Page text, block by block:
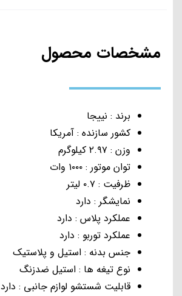
مشخصات محصول
برند : نییجا
کشور سازنده : آمریکا
وزن : ۲.۹۷ کیلوگرم
توان موتور : ۱۰۰۰ وات
ظرفیت : ۰.۷ لیتر
نمایشگر : دارد
عملکرد پلاس : دارد
عملکرد توربو : دارد
جنس بدنه : استیل و پلاستیک
نوع تیغه ها : استیل ضدزنگ
قابلیت شستشو لوازم جانبی : دارد